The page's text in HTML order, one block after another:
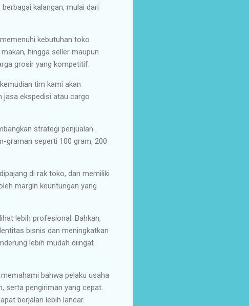
kalangan, mulai dari
kebutuhan toko
hingga seller maupun
grosir yang kompetitif.
tim kami akan
jasa ekspedisi atau cargo
strategi penjualan.
graman seperti 100 gram, 200
di rak toko, dan memiliki
margin keuntungan yang
lebih profesional. Bahkan,
bisnis dan meningkatkan
lebih mudah diingat
bahwa pelaku usaha
serta pengiriman yang cepat.
berjalan lebih lancar.